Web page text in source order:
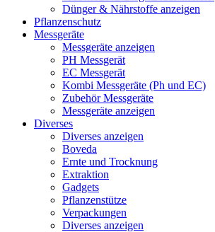
Dünger & Nährstoffe anzeigen
Pflanzenschutz
Messgeräte
Messgeräte anzeigen
PH Messgerät
EC Messgerät
Kombi Messgeräte (Ph und EC)
Zubehör Messgeräte
Messgeräte anzeigen
Diverses
Diverses anzeigen
Boveda
Ernte und Trocknung
Extraktion
Gadgets
Pflanzenstütze
Verpackungen
Diverses anzeigen